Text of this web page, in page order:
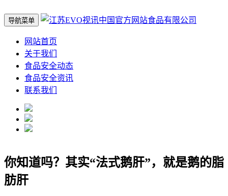
导航菜单
网站首页
关于我们
食品安全动态
食品安全资讯
联系我们
你知道吗？其实“法式鹅肝”，就是鹅的脂
肪肝